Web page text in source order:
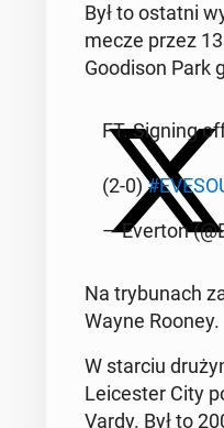
Był to ostatni
mecze przez
Go­odi­son Park
FT. Signing
(2-0)
— Everton
Na try­bu­nach
Wayne Rooney.
W starciu
Le­ice­ster City
Vardy. Był to